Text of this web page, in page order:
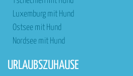
Luxemburg mit Hund
Ostsee mit Hund
Nordsee mit Hund
URLAUBSZUHAUSE